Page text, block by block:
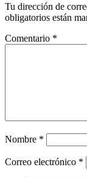
Tu dirección de
obligatorios están
Comentario *
Nombre *
Correo electrónico *